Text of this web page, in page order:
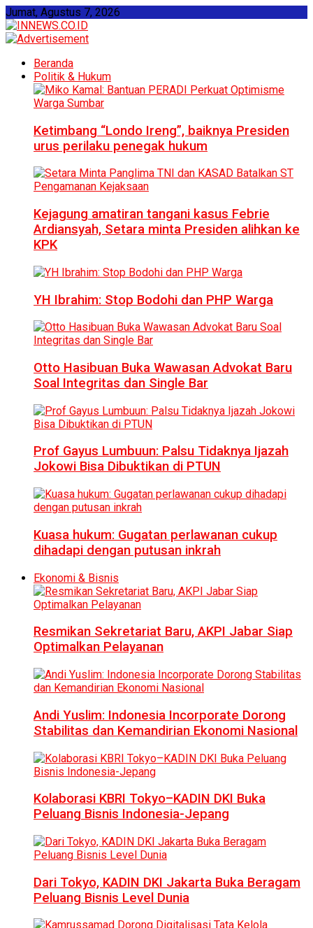
Jumat, Agustus 7, 2026
Beranda
Politik & Hukum
Ketimbang “Londo Ireng”, baiknya Presiden
urus perilaku penegak hukum
Kejagung amatiran tangani kasus Febrie
Ardiansyah, Setara minta Presiden alihkan ke
KPK
YH Ibrahim: Stop Bodohi dan PHP Warga
Otto Hasibuan Buka Wawasan Advokat Baru
Soal Integritas dan Single Bar
Prof Gayus Lumbuun: Palsu Tidaknya Ijazah
Jokowi Bisa Dibuktikan di PTUN
Kuasa hukum: Gugatan perlawanan cukup
dihadapi dengan putusan inkrah
Ekonomi & Bisnis
Resmikan Sekretariat Baru, AKPI Jabar Siap
Optimalkan Pelayanan
Andi Yuslim: Indonesia Incorporate Dorong
Stabilitas dan Kemandirian Ekonomi Nasional
Kolaborasi KBRI Tokyo–KADIN DKI Buka
Peluang Bisnis Indonesia-Jepang
Dari Tokyo, KADIN DKI Jakarta Buka Beragam
Peluang Bisnis Level Dunia